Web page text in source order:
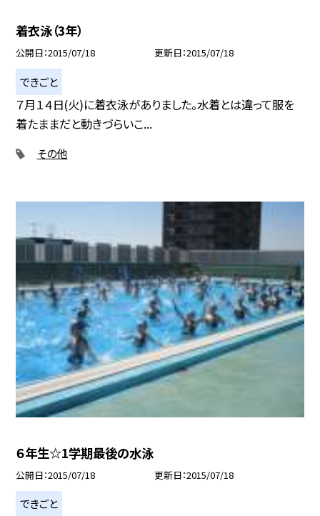
着衣泳（3年）
公開日 2015/07/18 更新日 2015/07/18
できごと
７月１４日(火)に着衣泳がありました。水着とは違って服を
着たままだと動きづらいこ...
その他
６年生☆1学期最後の水泳
公開日 2015/07/18 更新日 2015/07/18
できごと